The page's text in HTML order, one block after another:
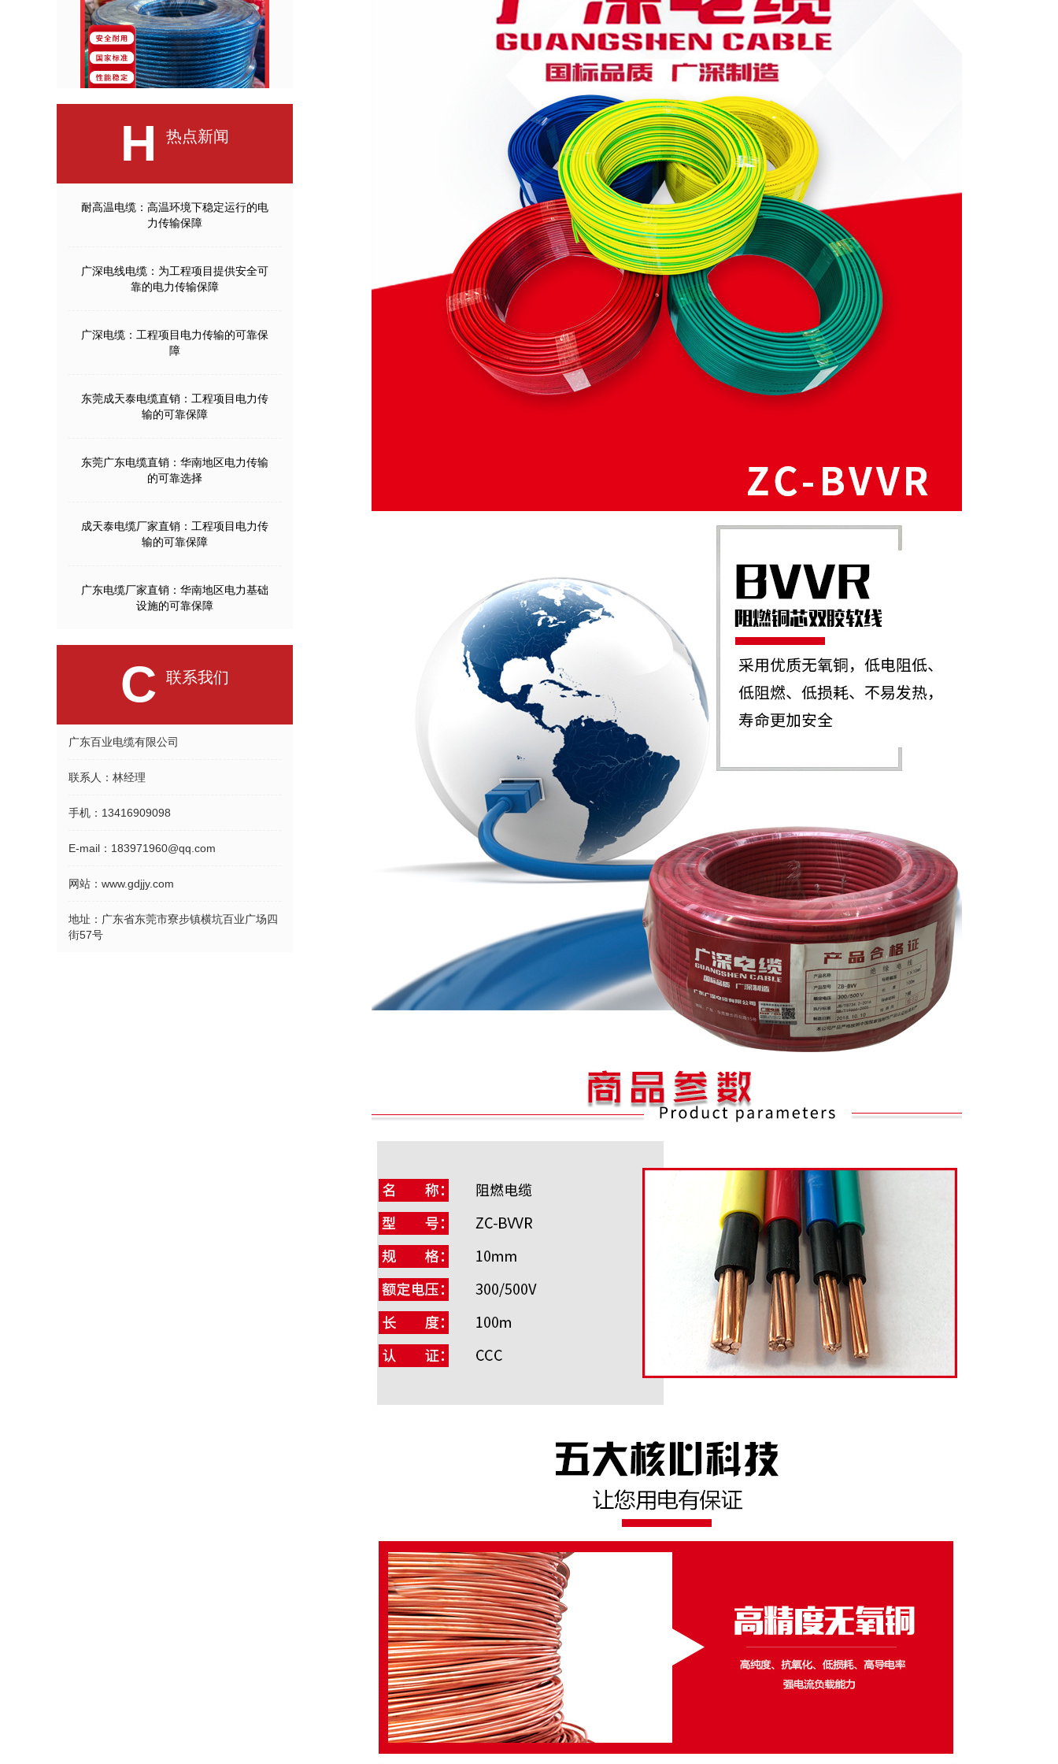
H 热点新闻
耐高温电缆：高温环境下稳定运行的电
力传输保障
广深电线电缆：为工程项目提供安全可
靠的电力传输保障
广深电缆：工程项目电力传输的可靠保
障
东莞成天泰电缆直销：工程项目电力传
输的可靠保障
东莞广东电缆直销：华南地区电力传输
的可靠选择
成天泰电缆厂家直销：工程项目电力传
输的可靠保障
广东电缆厂家直销：华南地区电力基础
设施的可靠保障
C 联系我们
广东百业电缆有限公司
联系人： 林经理
手机： 13416909098
E-mail： 183971960@qq.com
网站： www.gdjjy.com
地址： 广东省东莞市寮步镇横坑百业广场四
街57号